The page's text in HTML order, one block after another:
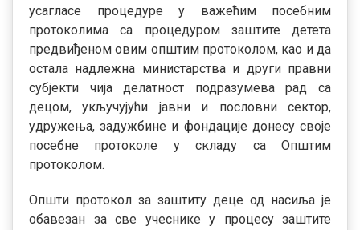
усагласе процедуре у важећим посебним
протоколима са процедуром заштите детета
предвиђеном овим општим протоколом, као и да
остала надлежна министарства и други правни
субјекти чија делатност подразумева рад са
децом, укључујући јавни и пословни сектор,
удружења, задужбине и фондације донесу своје
посебне протоколе у складу са Општим
протоколом.
Општи протокол за заштиту деце од насиља је
обавезан за све учеснике у процесу заштите